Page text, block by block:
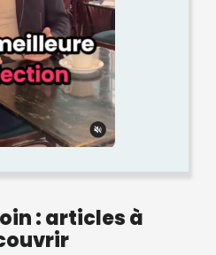
: articles à